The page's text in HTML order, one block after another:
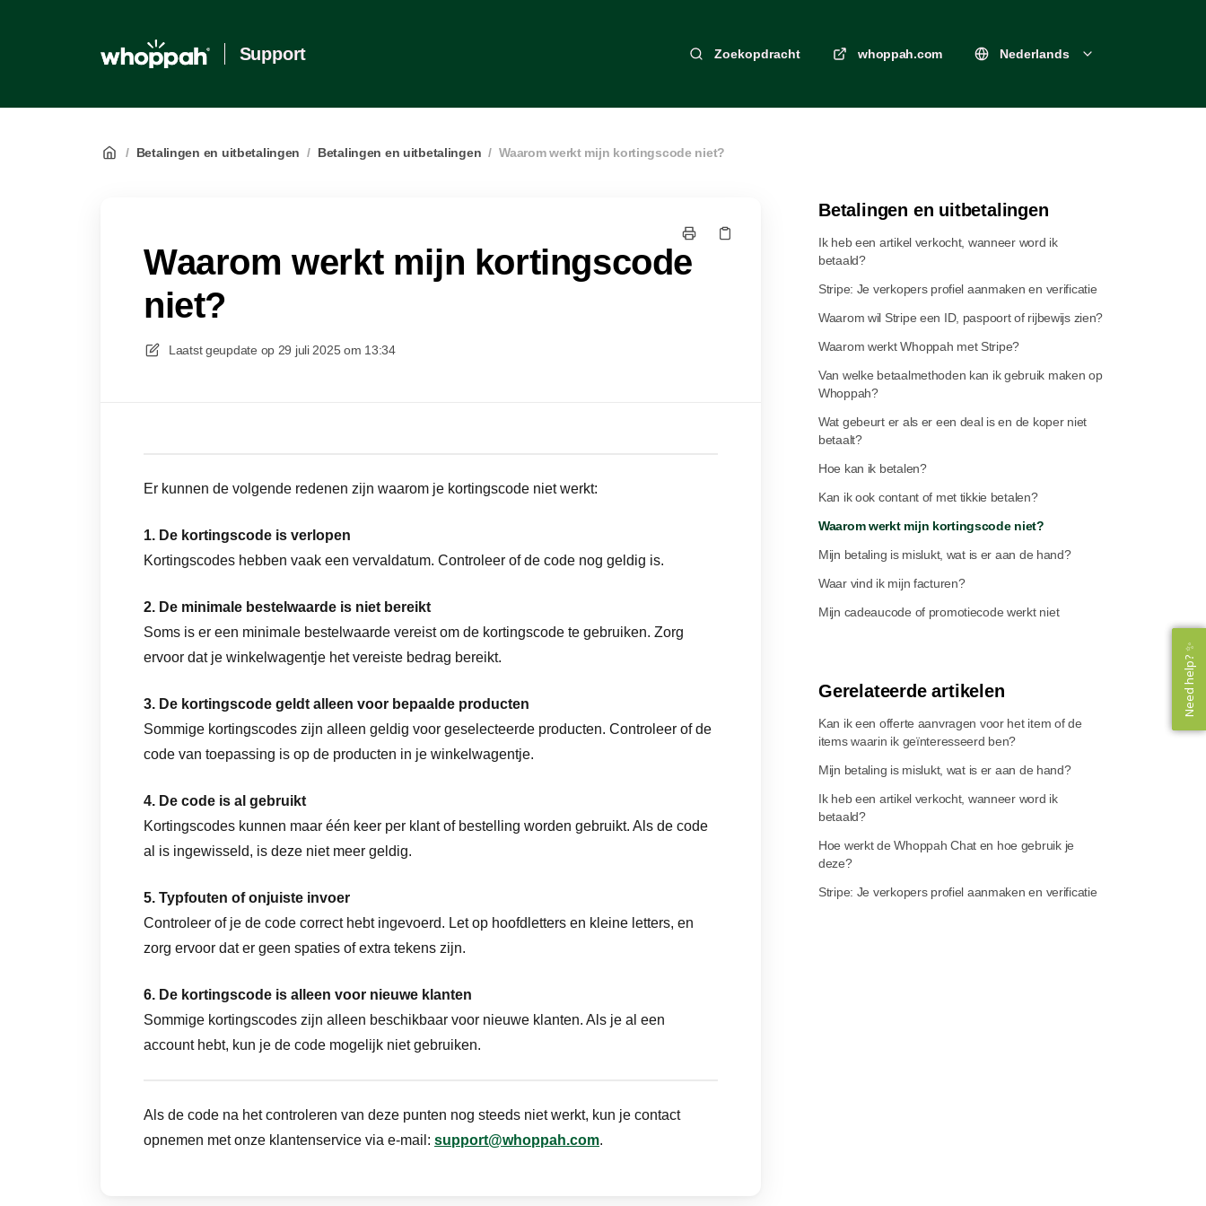
Support Zoekopdracht whoppah.com Nederlands
/ Betalingen en uitbetalingen / Betalingen en uitbetalingen / Waarom werkt mijn kortingscode niet?
Waarom werkt mijn kortingscode
niet?
Laatst geupdate op 29 juli 2025 om 13:34
Er kunnen de volgende redenen zijn waarom je kortingscode niet werkt:
1. De kortingscode is verlopen
Kortingscodes hebben vaak een vervaldatum. Controleer of de code nog geldig is.
2. De minimale bestelwaarde is niet bereikt
Soms is er een minimale bestelwaarde vereist om de kortingscode te gebruiken. Zorg
ervoor dat je winkelwagentje het vereiste bedrag bereikt.
3. De kortingscode geldt alleen voor bepaalde producten
Sommige kortingscodes zijn alleen geldig voor geselecteerde producten. Controleer of de
code van toepassing is op de producten in je winkelwagentje.
4. De code is al gebruikt
Kortingscodes kunnen maar één keer per klant of bestelling worden gebruikt. Als de code
al is ingewisseld, is deze niet meer geldig.
5. Typfouten of onjuiste invoer
Controleer of je de code correct hebt ingevoerd. Let op hoofdletters en kleine letters, en
zorg ervoor dat er geen spaties of extra tekens zijn.
6. De kortingscode is alleen voor nieuwe klanten
Sommige kortingscodes zijn alleen beschikbaar voor nieuwe klanten. Als je al een
account hebt, kun je de code mogelijk niet gebruiken.
Als de code na het controleren van deze punten nog steeds niet werkt, kun je contact
opnemen met onze klantenservice via e-mail: support@whoppah.com.
Betalingen en uitbetalingen
Ik heb een artikel verkocht, wanneer word ik
betaald?
Stripe: Je verkopers profiel aanmaken en verificatie
Waarom wil Stripe een ID, paspoort of rijbewijs zien?
Waarom werkt Whoppah met Stripe?
Van welke betaalmethoden kan ik gebruik maken op
Whoppah?
Wat gebeurt er als er een deal is en de koper niet
betaalt?
Hoe kan ik betalen?
Kan ik ook contant of met tikkie betalen?
Waarom werkt mijn kortingscode niet?
Mijn betaling is mislukt, wat is er aan de hand?
Waar vind ik mijn facturen?
Mijn cadeaucode of promotiecode werkt niet
Gerelateerde artikelen
Kan ik een offerte aanvragen voor het item of de
items waarin ik geïnteresseerd ben?
Mijn betaling is mislukt, wat is er aan de hand?
Ik heb een artikel verkocht, wanneer word ik
betaald?
Hoe werkt de Whoppah Chat en hoe gebruik je
deze?
Stripe: Je verkopers profiel aanmaken en verificatie
Need help? ✨
Need help? ✨